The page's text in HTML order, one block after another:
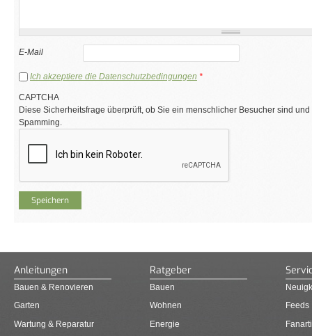
E-Mail
Ich akzeptiere die Datenschutzbedingungen *
CAPTCHA
Diese Sicherheitsfrage überprüft, ob Sie ein menschlicher Besucher sind
Spamming.
Anleitungen
Bauen & Renovieren
Garten
Wartung & Reparatur
Ratgeber
Bauen
Wohnen
Energie
Feeds